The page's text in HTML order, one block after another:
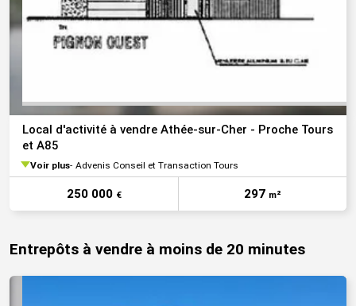
Local d'activité à vendre Athée-sur-Cher - Proche Tours
et A85
Voir plus Advenis Conseil et Transaction Tours
250 000 € 297 m²
Entrepôts à vendre à moins de 20 minutes